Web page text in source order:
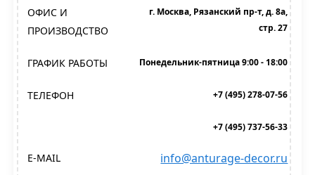
ОФИС И
ПРОИЗВОДСТВО
г. Москва, Рязанский пр-т, д. 8а,
стр. 27
ГРАФИК РАБОТЫ Понедельник-пятница 9:00 - 18:00
ТЕЛЕФОН +7 (495) 278-07-56
+7 (495) 737-56-33
E-MAIL info@anturage-decor.ru